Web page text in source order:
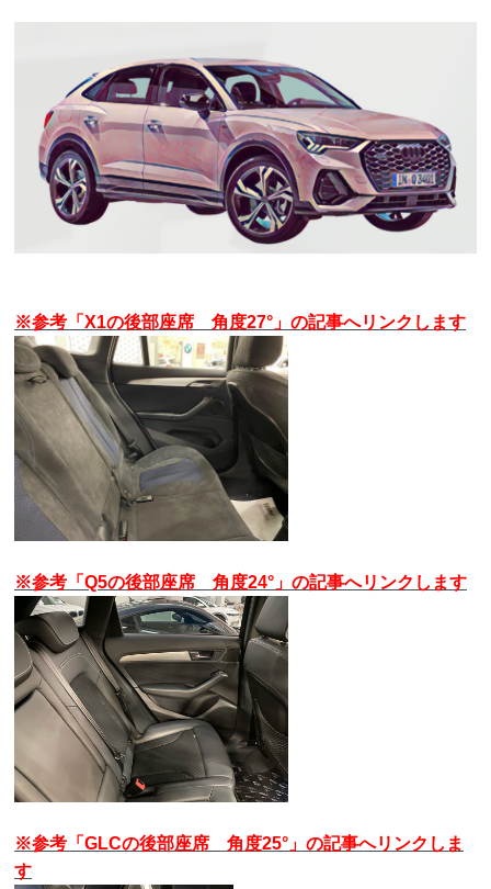
※参考「X1の後部座席 角度27°」の記事へリンクします
※参考「Q5の後部座席 角度24°」の記事へリンクします
※参考「GLCの後部座席 角度25°」の記事へリンクしま
す